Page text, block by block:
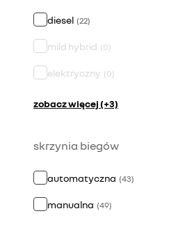
diesel (22)
mild hybrid (0)
elektryczny (0)
zobacz więcej (+3)
skrzynia biegów
automatyczna (43)
manualna (49)